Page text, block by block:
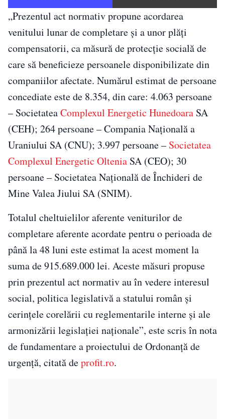
„Prezentul act normativ propune acordarea
venitului lunar de completare și a unor plăți
compensatorii, ca măsură de protecție socială de
care să beneficieze persoanele disponibilizate din
companiilor afectate. Numărul estimat de persoane
concediate este de 8.354, din care: 4.063 persoane
– SocietateaComplexul Energetic Hunedoara SA
(CEH); 264 persoane – Compania Națională a
Uraniului SA (CNU); 3.997 persoane – Societatea
Complexul Energetic Oltenia SA (CEO); 30
persoane – Societatea Națională de Închideri de
Mine Valea Jiului SA (SNIM).
Totalul cheltuielilor aferente veniturilor de
completare aferente acordate pentru o perioada de
până la 48 luni este estimat la acest moment la
suma de 915.689.000 lei. Aceste măsuri propuse
prin prezentul act normativ au în vedere interesul
social, politica legislativă a statului român și
cerințele corelării cu reglementarile interne și ale
armonizării legislației naționale”, este scris în nota
de fundamentare a proiectului de Ordonanță de
urgență, citată deprofit.ro.